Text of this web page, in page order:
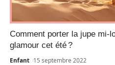
Comment porter la jupe mi-
glamour cet été ?
Enfant 15 septembre 2022